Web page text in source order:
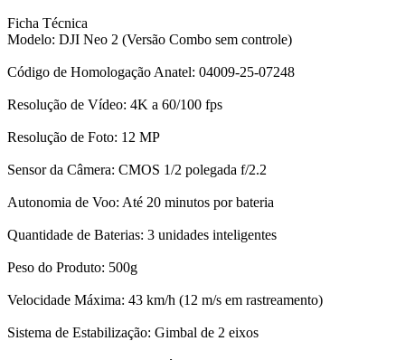
Ficha Técnica
Modelo: DJI Neo 2 (Versão Combo sem controle)
Código de Homologação Anatel: 04009-25-07248
Resolução de Vídeo: 4K a 60/100 fps
Resolução de Foto: 12 MP
Sensor da Câmera: CMOS 1/2 polegada f/2.2
Autonomia de Voo: Até 20 minutos por bateria
Quantidade de Baterias: 3 unidades inteligentes
Peso do Produto: 500g
Velocidade Máxima: 43 km/h (12 m/s em rastreamento)
Sistema de Estabilização: Gimbal de 2 eixos